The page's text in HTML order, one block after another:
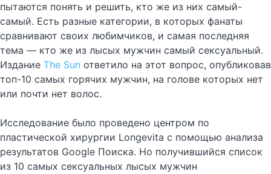
пытаются понять и решить, кто же из них самый-
самый. Есть разные категории, в которых фанаты
сравнивают своих любимчиков, и самая последняя
тема — кто же из лысых мужчин самый сексуальный.
Издание The Sun ответило на этот вопрос, опубликовав
топ-10 самых горячих мужчин, на голове которых нет
или почти нет волос.
Исследование было проведено центром по
пластической хирургии Longevita с помощью анализа
результатов Google Поиска. Но получившийся список
из 10 самых сексуальных лысых мужчин